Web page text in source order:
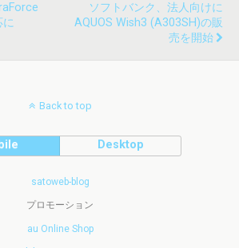
に
ソフトバンク、法人向けに
AQUOS Wish3 (A303SH)の販
売を開始
Back to top
Desktop
satoweb-blog
プロモーション
au Online Shop